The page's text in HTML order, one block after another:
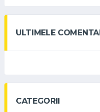
ULTIMELE
CATEGORII